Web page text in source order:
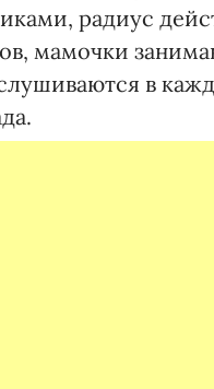
радиус
мамочки
в